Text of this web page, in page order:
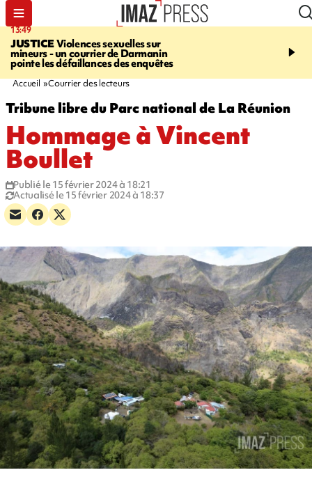
13:49
JUSTICEViolences sexuelles sur
mineurs - un courrier de Darmanin
pointe les défaillances des enquêtes
17:59
Corniche - la route du
Accueil Courrier des lecteurs
Tribune libre du Parc national de La Réunion
Hommage à Vincent
Boullet
Publié le 15 février 2024 à 18:21
Actualisé le 15 février 2024 à 18:37